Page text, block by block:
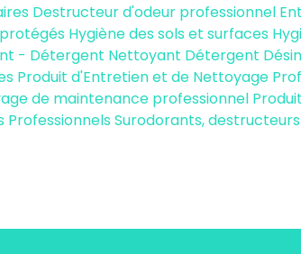
Destructeur d'odeur professionnel
Hygiène des sols et surfaces
- Détergent Nettoyant Détergent
Produit d'Entretien et de Nettoyage
de maintenance professionnel
ProfessionnelsSurodorants,